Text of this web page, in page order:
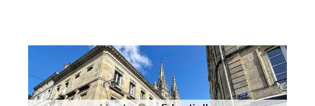
BORDEAUX 33
62,81 m2, 3 pièces
Ref : 26572